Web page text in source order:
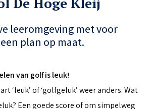
leeromgeving met voor
plan op maat.
van golf is leuk!
‘leuk’ of ‘golfgeluk’ weer anders. Wat
Een goede score of om simpelweg